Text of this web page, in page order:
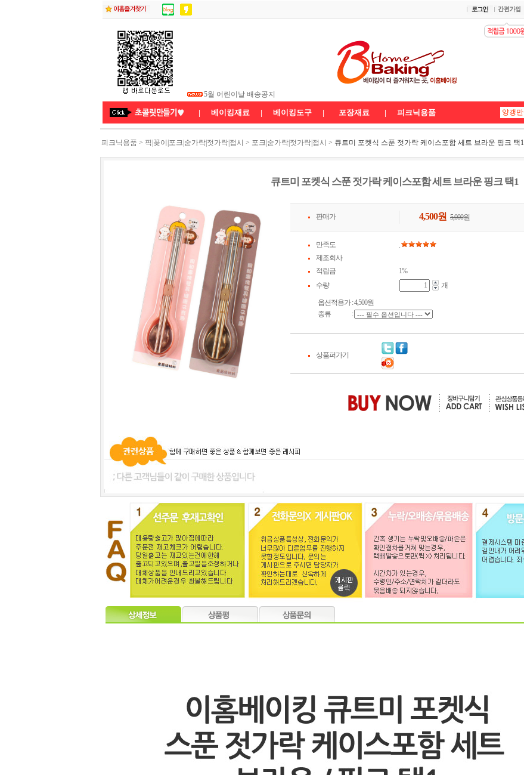
5월 어린이날 배송공지
| 베이킹재료 | 베이킹도구 | 포장재료 | 피크닉용품
피크닉용품 > 픽|꽂이|포크|숟가락|젓가락|접시 > 포크|숟가락|젓가락|접시 > 큐트미 포켓식 스푼 젓가락 케이스포함 세트 브라운 핑크 택1
큐트미 포켓식 스푼 젓가락 케이스포함 세트 브라운 핑크 택1
판매가 4,500원 5,000원
만족도
.
제조회사
적립금
1%
수량
개
옵션적용가 :4,500원
종류
:
상품퍼가기